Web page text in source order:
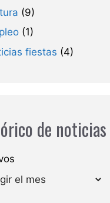
(9)
(1)
fiestas (4)
de noticias